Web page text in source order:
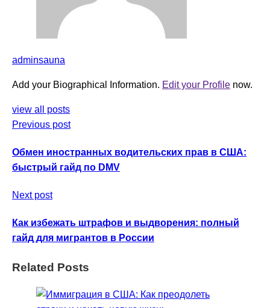
adminsauna
Add your Biographical Information. Edit your Profile now.
view all posts
Previous post
Обмен иностранных водительских прав в США:
быстрый гайд по DMV
Next post
Как избежать штрафов и выдворения: полный
гайд для мигрантов в России
Related Posts